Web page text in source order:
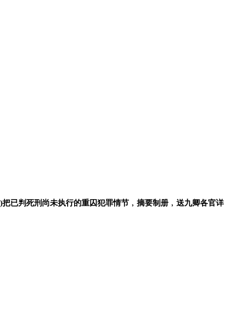
已判死刑尚未执行的重囚犯罪情节﹐摘要制册﹐送九卿各官详